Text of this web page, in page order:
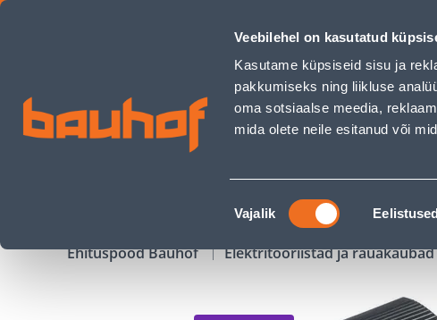
Veebilehel on kasutatud
Kasutame küpsiseid sisu ja
pakkumiseks ning liikluse
oma sotsiaalse meedia,
mida olete neile esitanud või
Nõusoleku
valik
Vajalik Eelistused
KÄSILIHVIMISPADI KWB PLASTIST 130X70 - Bauhof has loaded
Äriklienditeenindus Klienditeenindus
KAMPAANIAD
Ehituspood Bauhof Elektritööriistad ja rauakaubad